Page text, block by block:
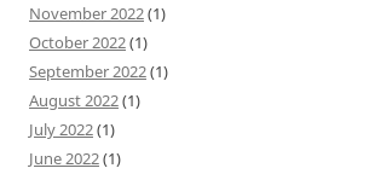
November 2022(1)
October 2022(1)
September 2022(1)
August 2022(1)
July 2022(1)
June 2022(1)